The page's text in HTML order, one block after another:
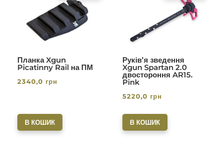
Планка Xgun
Picatinny Rail на ПМ
Оцінено в
5.00
з 5
2340,0 грн
В КОШИК
Руків’я зведення
Xgun Spartan 2.0
двостороння AR15.
Pink
Оцінено в
з 5
5220,0 грн
В КОШИК